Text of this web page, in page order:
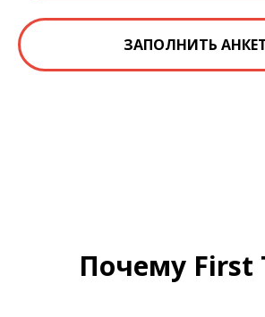
ЗАПОЛНИТЬ
Почему First